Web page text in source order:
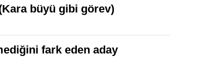
büyü gibi görev)
fark eden aday